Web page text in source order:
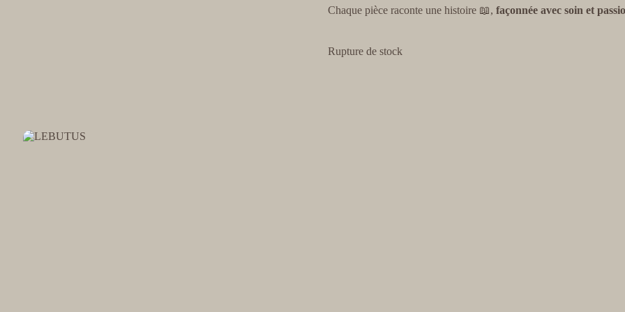
Chaque pièce raconte une histoire 📖, façonnée avec soin et
Rupture de stock